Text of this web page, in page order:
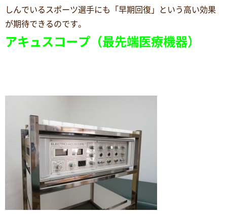
しんでいるスポーツ選手にも「早期回復」という高い効果
が期待できるのです。
アキュスコープ （最先端医療機器）